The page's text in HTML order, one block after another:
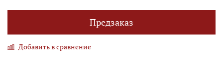
Предзаказ
Добавить в сравнение